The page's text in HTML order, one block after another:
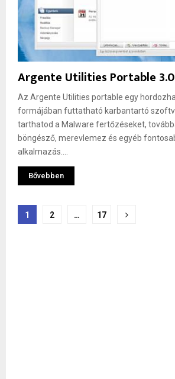
Argente Utilities Portable
Az Argente Utilities portable egy
formájában futtatható karbantartó
tarthatod a Malware fertőzéseket,
böngésző, merevlemez és egyéb
alkalmazás....
Bővebben
Bejegyzések
1 2 … 17